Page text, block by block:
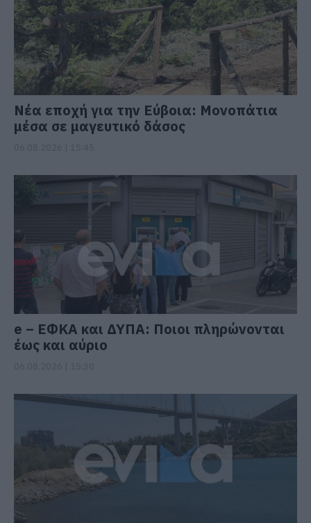
Νέα εποχή για την Εύβοια: Μονοπάτια
μέσα σε μαγευτικό δάσος
e – ΕΦΚΑ και ΔΥΠΑ: Ποιοι πληρώνονται
έως και αύριο